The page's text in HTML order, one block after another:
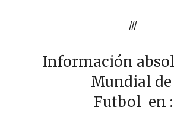
///
Información
Mundial de
Futbol en :